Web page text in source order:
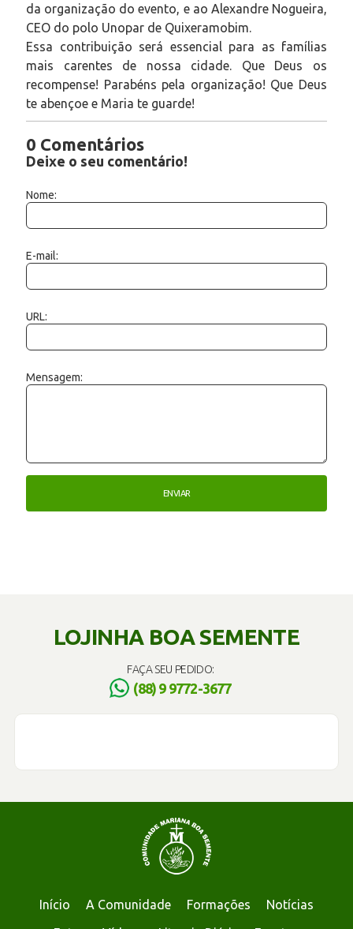
da organização do evento, e ao Alexandre Nogueira,
CEO do polo Unopar de Quixeramobim.
Essa contribuição será essencial para as famílias
mais carentes de nossa cidade. Que Deus os
recompense! Parabéns pela organização! Que Deus
te abençoe e Maria te guarde!
0 Comentários
Deixe o seu comentário!
Nome:
E-mail:
URL:
Mensagem:
LOJINHA BOA SEMENTE
FAÇA SEU PEDIDO:
(88) 9 9772-3677
Início A Comunidade Formações
Notícias